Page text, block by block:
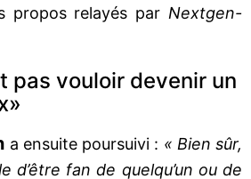
propos relayés par Nextgen-
pas vouloir devenir un
a ensuite poursuivi : « Bien sûr,
d’être fan de quelqu’un ou de